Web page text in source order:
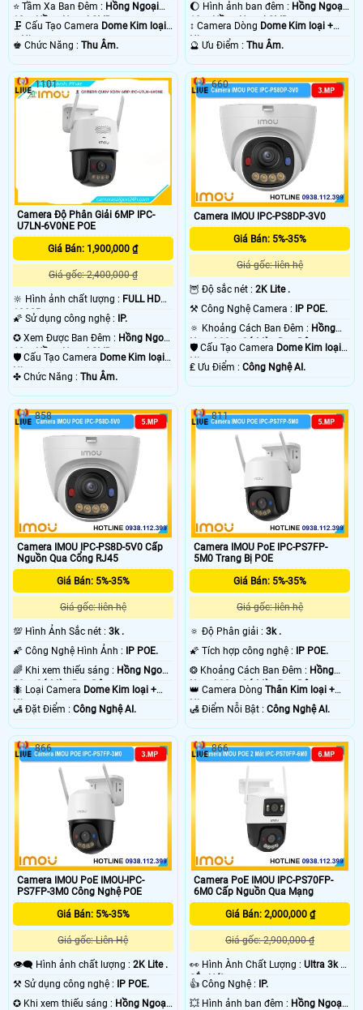
⭐ Tầm Xa Ban Đêm : Hồng Ngoại
10m Hồng Ngoại SMD.
🗜️ Cấu Tạo Camera Dome Kim loại
+ Nhựa.
️♚ Chức Năng : Thu Âm.
🌔 Hình ảnh ban đêm : Hồng Ngoại
10m Hồng Ngoại SMD.
↕️ Camera Dòng Dome Kim loại +
Nhựa.
️🔮 Ưu Điểm :Thu Âm.
Camera Độ Phân Giải 6MP IPC-
U7LN-6V0NE POE
Giá Bán: 1,900,000 ₫
Giá gốc: 2,400,000 ₫
🔆 Hình ảnh chất lượng : FULL HD
1080P .
🌠 Sử dụng công nghệ :
IP.
✪ Xem Được Ban Đêm : Hồng Ngoại
10m Hồng Ngoại SMD.
🛡 Cấu Tạo Camera Dome Kim loại +
Nhựa.
️✤ Chức Năng : Thu Âm.
1101
Camera IMOU IPC-PS8DP-3V0
Giá Bán: 5%-35%
Giá gốc: liên hệ
🦉 Độ sắc nét :2K Lite .
⚒ Công Nghệ Camera : IP POE.
🔅 Khoảng Cách Ban Đêm : Hồng
Ngoại 30m Có Màu Ban Ðêm.
🛡 Cấu Tạo Camera Dome Kim loại +
Nhựa.
️₤ Ưu Điểm :Công Nghệ AI.
660
Camera IMOU IPC-PS8D-5V0 Cấp
Nguồn Qua Cổng RJ45
Giá Bán: 5%-35%
Giá gốc: liên hệ
💯 Hình Ảnh Sắc nét : 3k .
🌠 Công Nghệ Hình Ảnh :
IP POE.
🌈 Khi xem thiếu sáng : Hồng Ngoại
30m Có Màu Ban Ðêm.
🐜 Loại Camera Dome Kim loại +
Nhựa.
️🛃 Đặt Điểm : Công Nghệ AI.
858
Camera IMOU PoE IPC-PS7FP-
5M0 Trang Bị POE
Giá Bán: 5%-35%
Giá gốc: liên hệ
🔅 Độ Phân giải :3k .
🌠 Tích hợp công nghệ :
IP POE.
❂ Khoảng Cách Ban Đêm : Hồng
Ngoại 30m Có Màu Ban Ðêm.
👑 Camera DòngThân Kim loại +
Nhựa.
️🛃 Điểm Nỗi Bật :Công Nghệ AI.
811
Camera IMOU PoE IMOU-IPC-
PS7FP-3M0 Công Nghệ POE
Giá Bán: 5%-35%
Giá gốc: Liên Hệ
👁️‍🗨 Hình ảnh chất lượng : 2K Lite .
⚒ Sử dụng công nghệ : IP POE.
✪ Khi xem thiếu sáng : Hồng Ngoại
866
Camera PoE IMOU IPC-PS70FP-
6M0 Cấp Nguồn Qua Mạng
Giá Bán: 2,000,000 ₫
Giá gốc: 2,900,000 ₫
️👀 Hình Ành Chất Lượng :Ultra 3k +
Sắc Nét .
👍 Công Nghệ : IP.
💥 Hình ảnh ban đêm : Hồng Ngoại
866